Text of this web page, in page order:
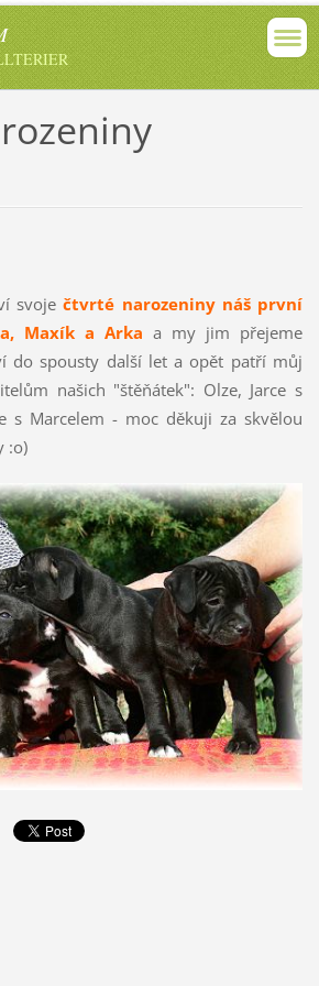
svoječtvrté narozeniny náš první
Maxík a Arkaa my jim přejeme
do spousty další let a opět patří můj
našich "štěňátek": Olze, Jarce s
s Marcelem - moc děkuji za skvělou
:o)